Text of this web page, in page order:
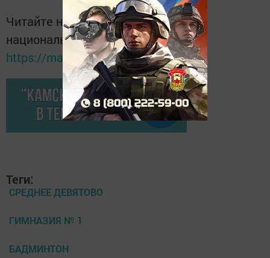
Читайте новости Татарстана в
национальном мессенджере MАХ:
https://max.ru/tatmedia
Теги:
СРЕДНЕЕ ДЕВЯТОВО
ГИМНАЗИЯ № 1
БАДМИНТОН